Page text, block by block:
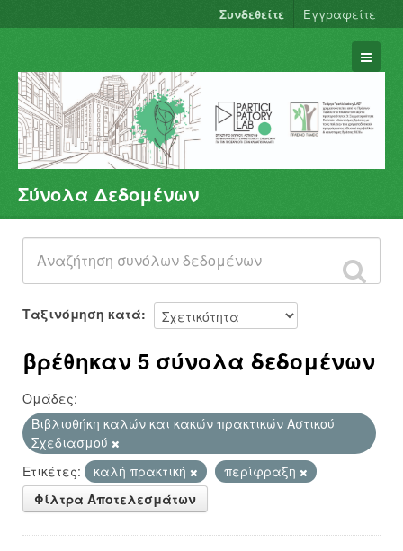
Συνδεθείτε Εγγραφείτε
Σύνολα Δεδομένων
Φορείς
Ομάδες
Σχετικά
Σύνολα Δεδομένων
Ταξινόμηση κατά
βρέθηκαν 5 σύνολα δεδομένων
Ομάδες:
Βιβλιοθήκη καλών και κακών πρακτικών Αστικού
Σχεδιασμού
Ετικέτες:
καλή πρακτική
περίφραξη
Φίλτρα Αποτελεσμάτων